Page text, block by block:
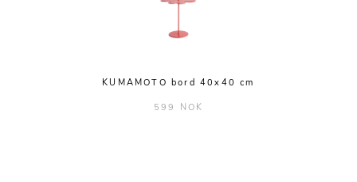
KUMAMOTO bord 40x40 cm
599 NOK